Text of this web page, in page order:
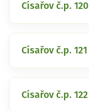
Císařov č.p. 120
Císařov č.p. 121
Císařov č.p. 122